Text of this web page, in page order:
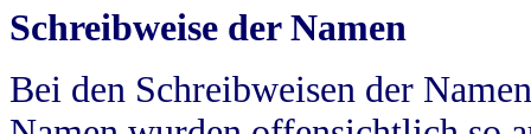
Schreibweise der Namen
Bei den Schreibweisen der